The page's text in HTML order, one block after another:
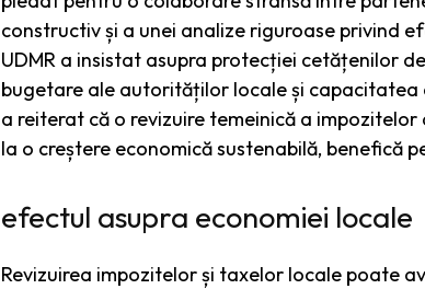
constructiv și a unei analize riguroase privind
UDMR a insistat asupra protecției cetățenilor
bugetare ale autorităților locale și capacitatea
a reiterat că o revizuire temeinică a
la o creștere economică sustenabilă, benefică
efectul asupra economiei locale
Revizuirea impozitelor și taxelor locale poate